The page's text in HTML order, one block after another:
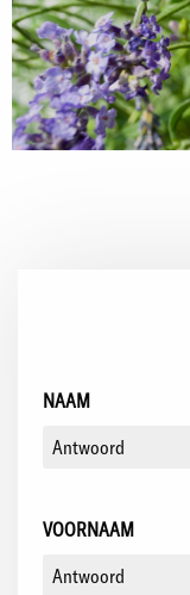
NAAM
VOORNAAM